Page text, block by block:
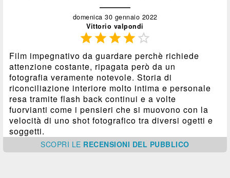
domenica 30 gennaio 2022
Vittorio valpondi

Film impegnativo da guardare perchè richiede
attenzione costante, ripagata però da un
fotografia veramente notevole. Storia di
riconciliazione interiore molto intima e personale
resa tramite flash back continui e a volte
fuorvianti come i pensieri che si muovono con la
velocità di uno shot fotografico tra diversi ogetti e
soggetti.
SCOPRI LE RECENSIONI DEL PUBBLICO